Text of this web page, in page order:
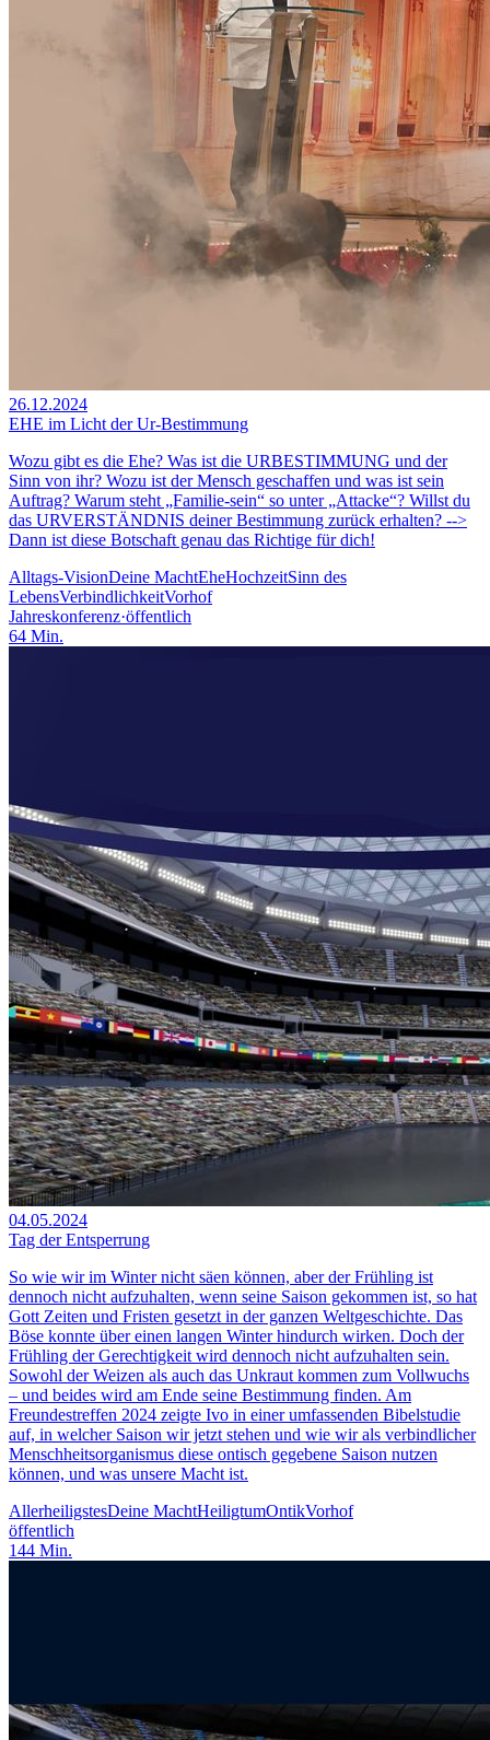
26.12.2024
EHE im Licht der Ur-Bestimmung
Wozu gibt es die Ehe? Was ist die URBESTIMMUNG und der
Sinn von ihr? Wozu ist der Mensch geschaffen und was ist sein
Auftrag? Warum steht „Familie-sein“ so unter „Attacke“? Willst du
das URVERSTÄNDNIS deiner Bestimmung zurück erhalten? -->
Dann ist diese Botschaft genau das Richtige für dich!
Alltags-VisionDeine MachtEheHochzeitSinn des
LebensVerbindlichkeitVorhof
Jahreskonferenz·öffentlich
64 Min.
04.05.2024
Tag der Entsperrung
So wie wir im Winter nicht säen können, aber der Frühling ist
dennoch nicht aufzuhalten, wenn seine Saison gekommen ist, so hat
Gott Zeiten und Fristen gesetzt in der ganzen Weltgeschichte. Das
Böse konnte über einen langen Winter hindurch wirken. Doch der
Frühling der Gerechtigkeit wird dennoch nicht aufzuhalten sein.
Sowohl der Weizen als auch das Unkraut kommen zum Vollwuchs
– und beides wird am Ende seine Bestimmung finden. Am
Freundestreffen 2024 zeigte Ivo in einer umfassenden Bibelstudie
auf, in welcher Saison wir jetzt stehen und wie wir als verbindlicher
Menschheitsorganismus diese ontisch gegebene Saison nutzen
können, und was unsere Macht ist.
AllerheiligstesDeine MachtHeiligtumOntikVorhof
öffentlich
144 Min.